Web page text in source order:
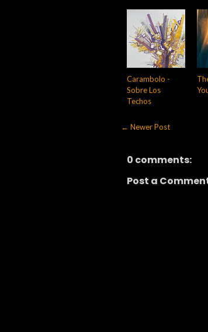
Carambolo -
Sobre Los
Techos
← Newer Post
0 comments:
Post a